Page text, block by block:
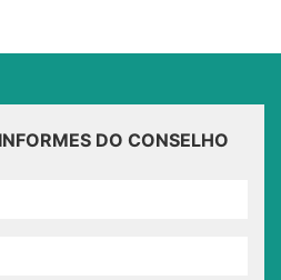
DO CONSELHO